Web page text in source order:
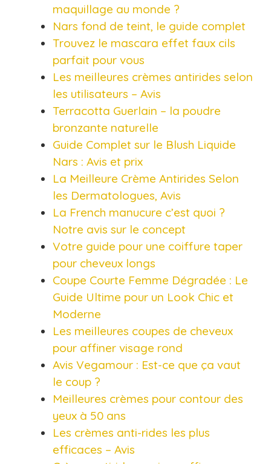
maquillage au monde ?
Nars fond de teint, le guide complet
Trouvez le mascara effet faux cils
parfait pour vous
Les meilleures crèmes antirides selon
les utilisateurs – Avis
Terracotta Guerlain – la poudre
bronzante naturelle
Guide Complet sur le Blush Liquide
Nars : Avis et prix
La Meilleure Crème Antirides Selon
les Dermatologues, Avis
La French manucure c’est quoi ?
Notre avis sur le concept
Votre guide pour une coiffure taper
pour cheveux longs
Coupe Courte Femme Dégradée : Le
Guide Ultime pour un Look Chic et
Moderne
Les meilleures coupes de cheveux
pour affiner visage rond
Avis Vegamour : Est-ce que ça vaut
le coup ?
Meilleures crèmes pour contour des
yeux à 50 ans
Les crèmes anti-rides les plus
efficaces – Avis